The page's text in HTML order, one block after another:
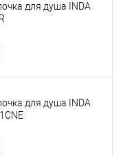
для душа INDA
для душа INDA